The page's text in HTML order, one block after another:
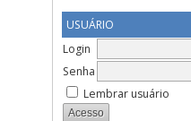
USUÁRIO
Login
Senha
Lembrar usuário